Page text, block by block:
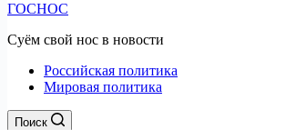
ГОСНОС
Суём свой нос в новости
Российская политика
Мировая политика
Поиск